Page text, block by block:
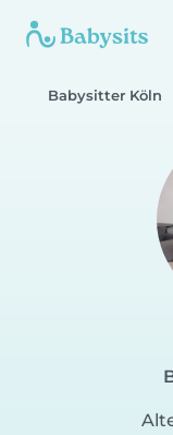
Babysitter Köln